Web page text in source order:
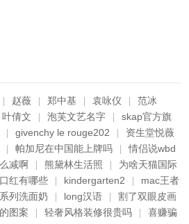
赵薇 郑中基 袁咏仪
范冰
叶倩文 泡芙文艺名字
skap官方旗
givenchy le rouge202
资生堂悦薇
帕加尼在中国能上牌吗
情侣说wbd
减啊 熊黛林生活照
为啥天猫国际
红有哪些 kindergarten2
mac王者
列洗面奶 long汉语
割了双眼皮画
图案 轻奢风格装修很贵吗
喜赚骗